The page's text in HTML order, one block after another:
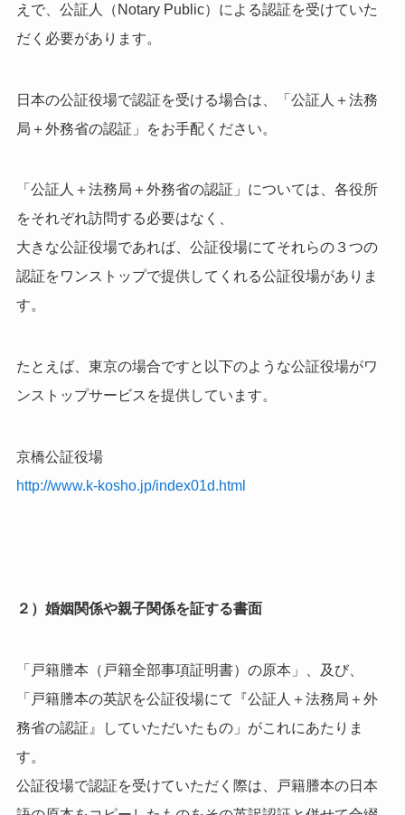
えで、公証人（Notary Public）による認証を受けていた
だく必要があります。
日本の公証役場で認証を受ける場合は、「公証人＋法務
局＋外務省の認証」をお手配ください。
「公証人＋法務局＋外務省の認証」については、各役所
をそれぞれ訪問する必要はなく、
大きな公証役場であれば、公証役場にてそれらの３つの
認証をワンストップで提供してくれる公証役場がありま
す。
たとえば、東京の場合ですと以下のような公証役場がワ
ンストップサービスを提供しています。
京橋公証役場
http://www.k-kosho.jp/index01d.html
２）婚姻関係や親子関係を証する書面
「戸籍謄本（戸籍全部事項証明書）の原本」、及び、
「戸籍謄本の英訳を公証役場にて『公証人＋法務局＋外
務省の認証』していただいたもの」がこれにあたりま
す。
公証役場で認証を受けていただく際は、戸籍謄本の日本